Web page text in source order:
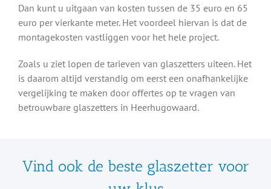
Dan kunt u uitgaan van kosten tussen de 35 euro en 65
euro per vierkante meter. Het voordeel hiervan is dat de
montagekosten vastliggen voor het hele project.
Zoals u ziet lopen de tarieven van glaszetters uiteen. Het
is daarom altijd verstandig om eerst een onafhankelijke
vergelijking te maken door offertes op te vragen van
betrouwbare glaszetters in Heerhugowaard.
Vind ook de beste glaszetter voor